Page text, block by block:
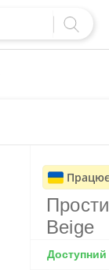
Beige